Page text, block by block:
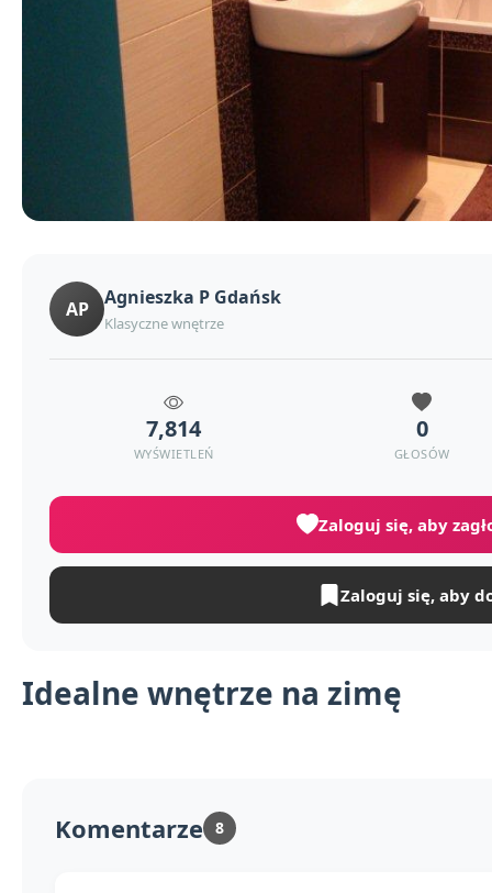
Idealne wnętrze na zimę
AP Agnieszka P Gdańsk
Klasyczne wnętrze
7,814
WYŚWIETLEŃ
0
GŁOSÓW
Zaloguj się, aby
Zaloguj się, aby
Komentarze 8